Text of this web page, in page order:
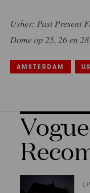
Usher: Past Present
Dome op 25, 26 en
AMSTERDAM
Vogue